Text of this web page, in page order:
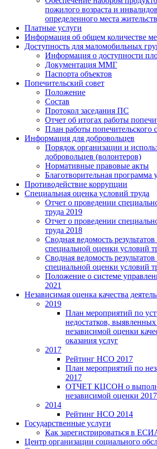
пожилого возраста и
определенного места
Платные услуги
Информация об общем количестве
Доступность для маломобильных
Информация о доступности
Документация ММГ
Паспорта объектов
Попечительский совет
Положение
Состав
Протокол заседания ПС
Отчет об итогах работы
План работы попечительского
Информация для добровольцев
Порядок организации и
добровольцев (волонтеров)
Нормативные правовые акты
Благотворительная программа
Противодействие коррупции
Специальная оценка условий труда
Отчет о проведении
труда 2019
Отчет о проведении
труда 2018
Сводная ведомость
специальной оценки условий
Сводная ведомость
специальной оценки условий
Положение о системе
2021
Независимая оценка качества
2019
План мероприятий по
недостатков, выявленных
независимой оценки
оказания услуг
2017
Рейтинг НСО 2017
План мероприятий по
2017
ОТЧЕТ КЦСОН о
независимой оценки
2014
Рейтинг НСО 2014
Государственные услуги
Как зарегистрироваться в
Центр организации социального